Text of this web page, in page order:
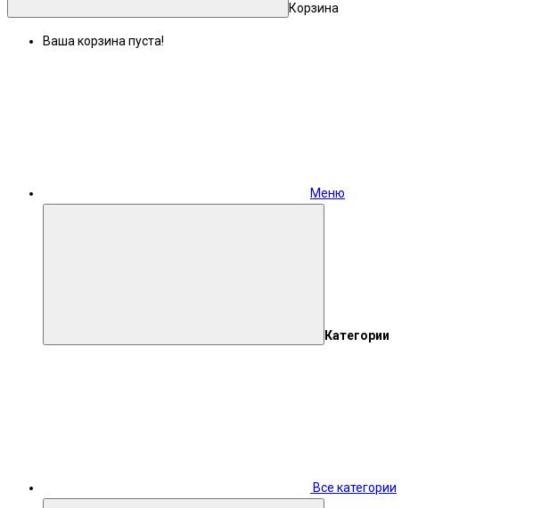
Корзина
Ваша корзина пуста!
Меню
Категории
Все категории